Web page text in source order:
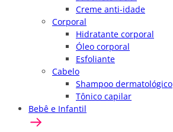
Creme anti-idade
Corporal
Hidratante corporal
Óleo corporal
Esfoliante
Cabelo
Shampoo dermatológico
Tônico capilar
Bebê e Infantil